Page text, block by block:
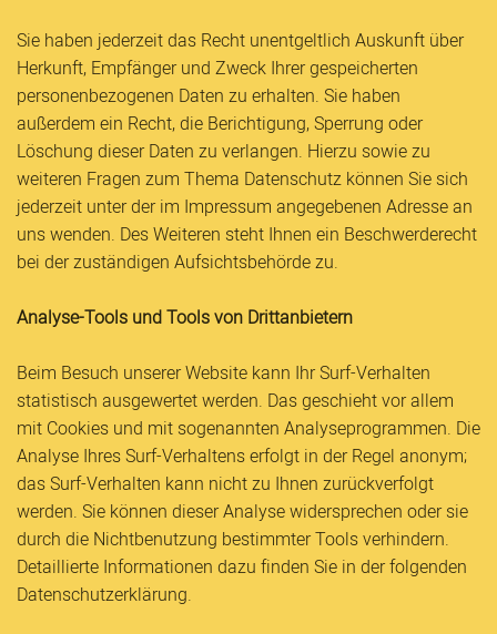
Sie haben jederzeit das Recht unentgeltlich Auskunft über
Herkunft, Empfänger und Zweck Ihrer gespeicherten
personenbezogenen Daten zu erhalten. Sie haben
außerdem ein Recht, die Berichtigung, Sperrung oder
Löschung dieser Daten zu verlangen. Hierzu sowie zu
weiteren Fragen zum Thema Datenschutz können Sie sich
jederzeit unter der im Impressum angegebenen Adresse an
uns wenden. Des Weiteren steht Ihnen ein Beschwerderecht
bei der zuständigen Aufsichtsbehörde zu.
Analyse-Tools und Tools von Drittanbietern
Beim Besuch unserer Website kann Ihr Surf-Verhalten
statistisch ausgewertet werden. Das geschieht vor allem
mit Cookies und mit sogenannten Analyseprogrammen. Die
Analyse Ihres Surf-Verhaltens erfolgt in der Regel anonym;
das Surf-Verhalten kann nicht zu Ihnen zurückverfolgt
werden. Sie können dieser Analyse widersprechen oder sie
durch die Nichtbenutzung bestimmter Tools verhindern.
Detaillierte Informationen dazu finden Sie in der folgenden
Datenschutzerklärung.